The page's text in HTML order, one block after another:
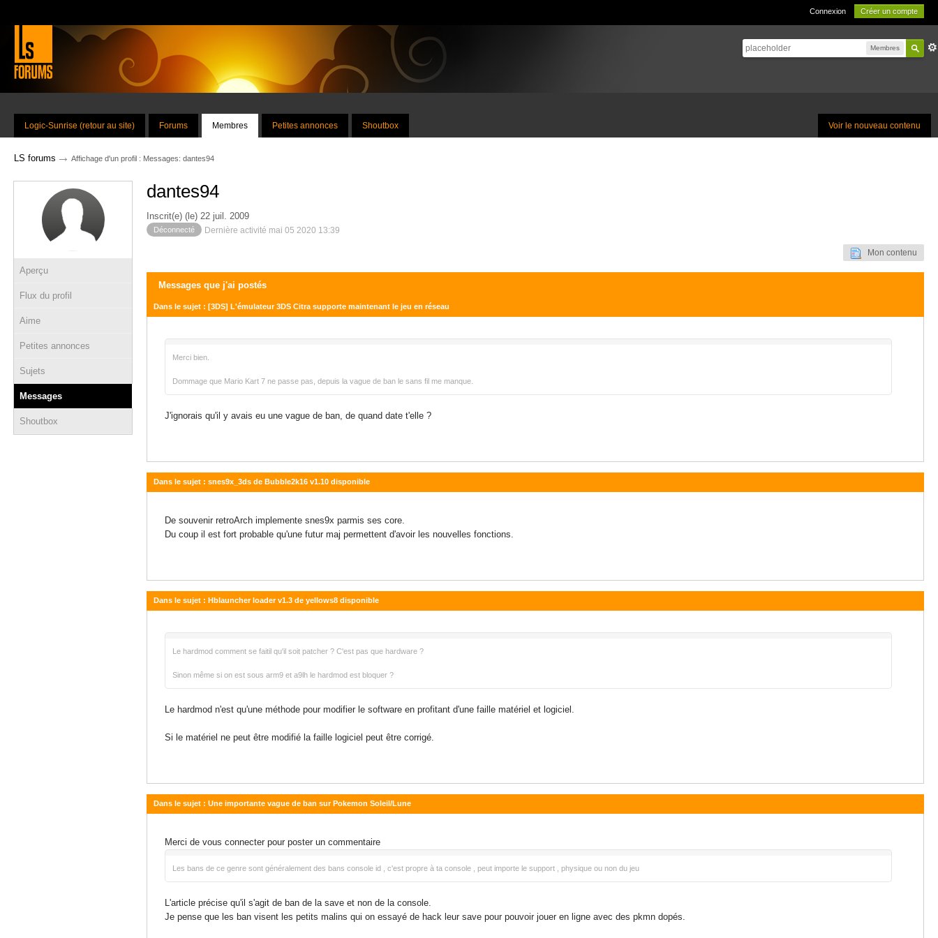
Connexion Créer un compte
Membres
Voir le nouveau contenu
Logic-Sunrise (retour au site) Forums Membres Petites annonces Shoutbox
LS forums → Affichage d'un profil : Messages: dantes94
Aperçu
Flux du profil
Aime
Petites annonces
Sujets
Messages
Shoutbox
dantes94
Inscrit(e) (le) 22 juil. 2009
Déconnecté Dernière activité mai 05 2020 13:39
Mon contenu
Messages que j'ai postés
Dans le sujet : [3DS] L'émulateur 3DS Citra supporte maintenant le jeu en réseau
Merci bien.
Dommage que Mario Kart 7 ne passe pas, depuis la vague de ban le sans fil me manque.
J'ignorais qu'il y avais eu une vague de ban, de quand date t'elle ?
Dans le sujet : snes9x_3ds de Bubble2k16 v1.10 disponible
De souvenir retroArch implemente snes9x parmis ses core.
Du coup il est fort probable qu'une futur maj permettent d'avoir les nouvelles fonctions.
Dans le sujet : Hblauncher loader v1.3 de yellows8 disponible
Le hardmod comment se faitil qu'il soit patcher ? C'est pas que hardware ?
Sinon même si on est sous arm9 et a9lh le hardmod est bloquer ?
Le hardmod n'est qu'une méthode pour modifier le software en profitant d'une faille matériel et logiciel.
Si le matériel ne peut être modifié la faille logiciel peut être corrigé.
Dans le sujet : Une importante vague de ban sur Pokemon Soleil/Lune
Merci de vous connecter pour poster un commentaire
Les bans de ce genre sont généralement des bans console id , c'est propre à ta console , peut importe le support , physique ou non du jeu
L'article précise qu'il s'agit de ban de la save et non de la console.
Je pense que les ban visent les petits malins qui on essayé de hack leur save pour pouvoir jouer en ligne avec des pkmn dopés.